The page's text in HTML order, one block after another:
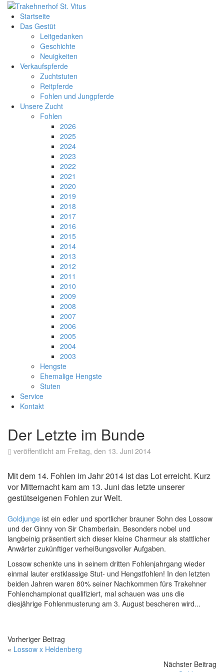
Startseite
Das Gestüt
Leitgedanken
Geschichte
Neuigkeiten
Verkaufspferde
Zuchtstuten
Reitpferde
Fohlen und Jungpferde
Unsere Zucht
Fohlen
2026
2025
2024
2023
2022
2021
2020
2019
2018
2017
2016
2015
2014
2013
2012
2011
2010
2009
2008
2007
2006
2005
2004
2003
Hengste
Ehemalige Hengste
Stuten
Service
Kontakt
Der Letzte im Bunde
veröffentlicht am Freitag, den 13. Juni 2014
Mit dem 14. Fohlen im Jahr 2014 ist das Lot erreicht. Kurz
vor Mitternacht kam am 13. Juni das letzte unserer
gestütseigenen Fohlen zur Welt.
Goldjunge ist ein edler und sportlicher brauner Sohn des Lossow
und der Ginny von Sir Chamberlain. Besonders nobel und
langbeinig präsentiert sich dieser kleine Charmeur als stattlicher
Anwärter zukünftiger verheißungsvoller Aufgaben.
Lossow schenkte uns in seinem dritten Fohlenjahrgang wieder
einmal lauter erstklassige Stut- und Hengstfohlen! In den letzten
beiden Jahren waren 80% seiner Nachkommen fürs Trakehner
Fohlenchampionat qualifiziert, mal schauen was uns die
diesjährige Fohlenmusterung am 3. August bescheren wird...
Vorheriger Beitrag
« Lossow x Heldenberg
Nächster Beitrag